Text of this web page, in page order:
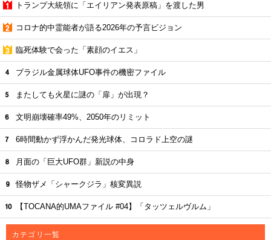
トランプ大統領に「エイリアン発表原稿」を渡した男
コロナ的中霊能者が語る2026年の予言ビジョン
臨死体験で会った「素顔のイエス」
ブラジル金属球体UFO事件の機密ファイル
またしても火星に謎の「扉」が出現？
文明崩壊確率49%、2050年のリミット
6時間動かず浮かんだ発光球体、コロラド上空の謎
月面の「巨大UFO群」新説の中身
怪物ザメ「シャークジラ」核変異説
【TOCANA的UMAファイル #04】「タッツェルヴルム」
カテゴリ一覧